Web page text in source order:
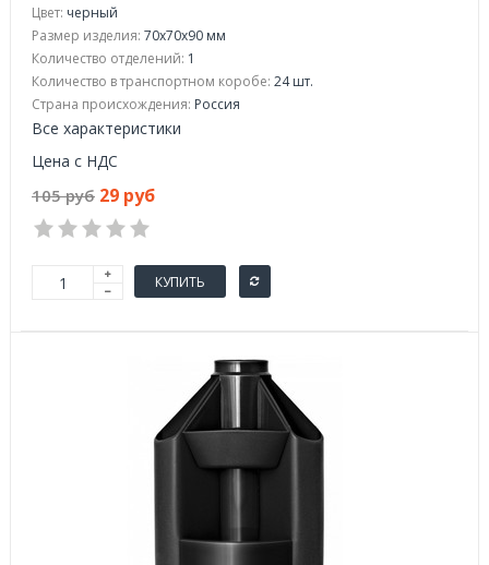
Цвет: черный
Размер изделия: 70x70x90 мм
Количество отделений: 1
Количество в транспортном коробе: 24 шт.
Страна происхождения: Россия
Все характеристики
Цена с НДС
105 руб 29 руб
КУПИТЬ